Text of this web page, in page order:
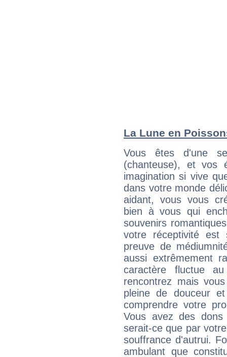
La Lune en
Vous êtes d'une
(chanteuse), et vos
imagination si vive
dans votre monde
aidant, vous vous
bien à vous qui
souvenirs
votre réceptivité est
preuve de
aussi extrêmement
caractère fluctue
rencontrez mais
pleine de douceur
comprendre votre
Vous avez des
serait-ce que par
souffrance d'autrui.
ambulant que